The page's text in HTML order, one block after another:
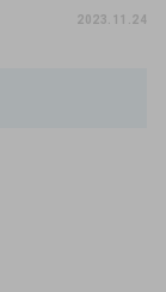
2023.11.24